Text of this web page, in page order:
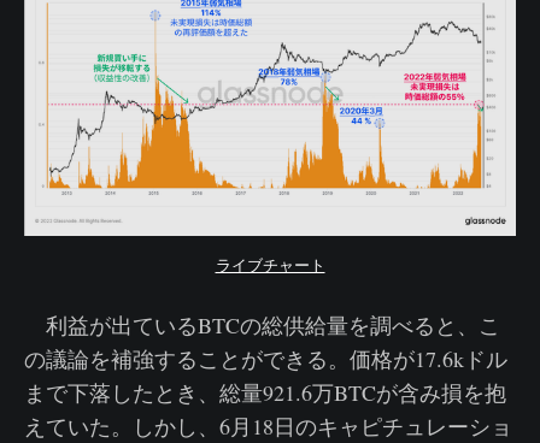
ライブチャート
利益が出ているBTCの総供給量を調べると、こ
の議論を補強することができる。価格が17.6kドル
まで下落したとき、総量921.6万BTCが含み損を抱
えていた。しかし、6月18日のキャピチュレーショ